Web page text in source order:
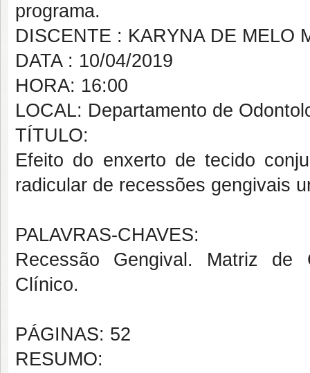
programa.
DISCENTE : KARYNA DE MELO
DATA : 10/04/2019
HORA: 16:00
LOCAL: Departamento de
TÍTULO:
Efeito do enxerto de tecido
radicular de recessões gengivais
PALAVRAS-CHAVES:
Recessão Gengival. Matriz de
Clínico.
PÁGINAS: 52
RESUMO: